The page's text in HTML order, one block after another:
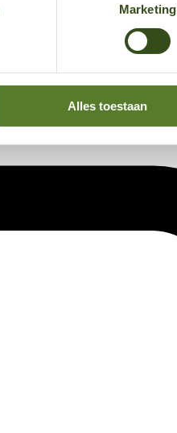
Marketing
Alles toestaan